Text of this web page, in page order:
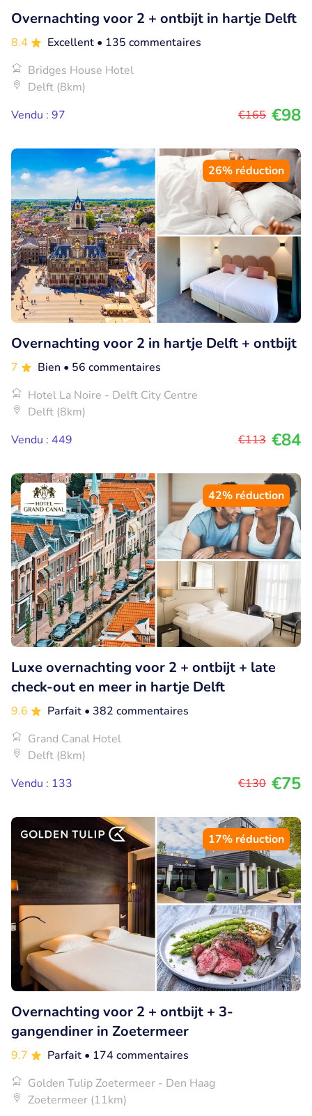
Overnachting voor 2 + ontbijt in hartje Delft
8.4 Excellent • 135 commentaires
Bridges House Hotel
Delft (8km)
Vendu : 97
€165 €98
26% réduction
Overnachting voor 2 in hartje Delft + ontbijt
7 Bien • 56 commentaires
Hotel La Noire - Delft City Centre
Delft (8km)
Vendu : 449
€113 €84
42% réduction
Luxe overnachting voor 2 + ontbijt + late
check-out en meer in hartje Delft
9.6 Parfait • 382 commentaires
Grand Canal Hotel
Delft (8km)
Vendu : 133
€130 €75
17% réduction
Overnachting voor 2 + ontbijt + 3-
gangendiner in Zoetermeer
9.7 Parfait • 174 commentaires
Golden Tulip Zoetermeer - Den Haag
Zoetermeer (11km)